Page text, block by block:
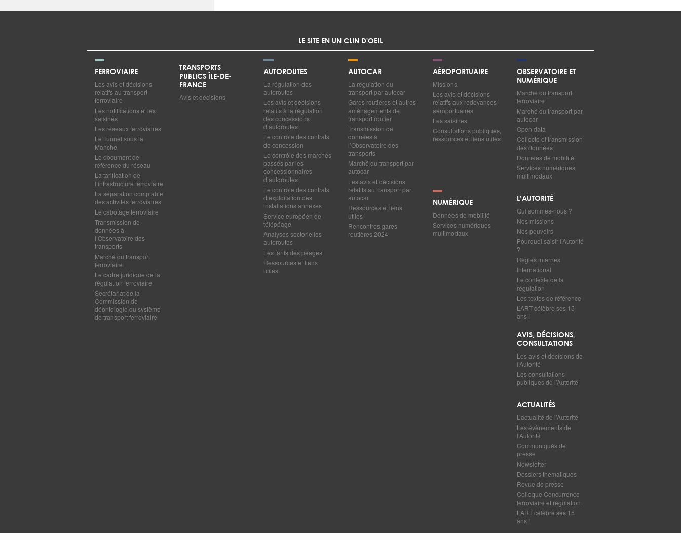
LE SITE EN UN CLIN D'OEIL
FERROVIAIRE
Les avis et décisions
relatifs au transport
ferroviaire
Les notifications et les
saisines
Les réseaux ferroviaires
Le Tunnel sous la
Manche
Le document de
référence du réseau
La tarification de
l’infrastructure ferroviaire
La séparation comptable
des activités ferroviaires
Le cabotage ferroviaire
Transmission de
données à
l’Observatoire des
transports
Marché du transport
ferroviaire
Le cadre juridique de la
régulation ferroviaire
Secrétariat de la
Commission de
déontologie du système
de transport ferroviaire
TRANSPORTS
PUBLICS ÎLE-DE-
FRANCE
Avis et décisions
AUTOROUTES
La régulation des
autoroutes
Les avis et décisions
relatifs à la régulation
des concessions
d’autoroutes
Le contrôle des contrats
de concession
Le contrôle des marchés
passés par les
concessionnaires
d’autoroutes
Le contrôle des contrats
d’exploitation des
installations annexes
Service européen de
télépéage
Analyses sectorielles
autoroutes
Les tarifs des péages
Ressources et liens
utiles
AUTOCAR
La régulation du
transport par autocar
Gares routières et autres
aménagements de
transport routier
Transmission de
données à
l’Observatoire des
transports
Marché du transport par
autocar
Les avis et décisions
relatifs au transport par
autocar
Ressources et liens
utiles
Rencontres gares
routières 2024
AÉROPORTUAIRE
Missions
Les avis et décisions
relatifs aux redevances
aéroportuaires
Les saisines
Consultations publiques,
ressources et liens utiles
OBSERVATOIRE ET
NUMÉRIQUE
Marché du transport
ferroviaire
Marché du transport par
autocar
Open data
Collecte et transmission
des données
Données de mobilité
Services numériques
multimodaux
NUMÉRIQUE
Données de mobilité
Services numériques
multimodaux
L’AUTORITÉ
Qui sommes-nous ?
Nos missions
Nos pouvoirs
Pourquoi saisir l’Autorité
?
Règles internes
International
Le contexte de la
régulation
Les textes de référence
L’ART célèbre ses 15
ans !
AVIS, DÉCISIONS,
CONSULTATIONS
Les avis et décisions de
l’Autorité
Les consultations
publiques de l’Autorité
ACTUALITÉS
L’actualité de l’Autorité
Les évènements de
l’Autorité
Communiqués de
presse
Newsletter
Dossiers thématiques
Revue de presse
Colloque Concurrence
ferroviaire et régulation
L’ART célèbre ses 15
ans !